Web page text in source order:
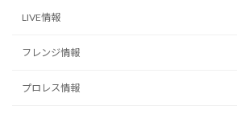
LIVE情報
フレンジ情報
プロレス情報